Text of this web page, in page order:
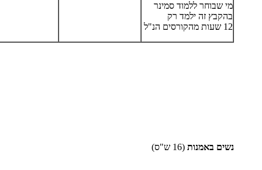
מי שבוחר ללמוד סמינר
בהקבץ זה ילמד רק
12 שעות מהקורסים הנ"ל
נשים באמנות (16 ש"ס)